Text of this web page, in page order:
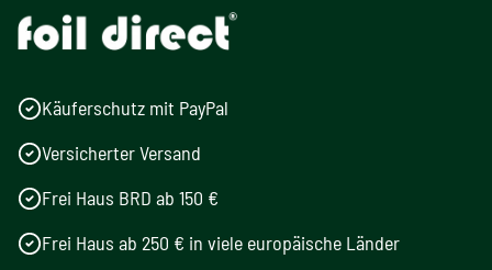
Käuferschutz mit PayPal
Versicherter Versand
Frei Haus BRD ab 150 €
Frei Haus ab 250 € in viele europäische Länder